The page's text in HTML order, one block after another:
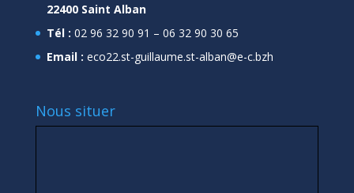
22400 Saint Alban
Tél : 02 96 32 90 91 – 06 32 90 30 65
Email : eco22.st-guillaume.st-alban@e-c.bzh
Nous situer